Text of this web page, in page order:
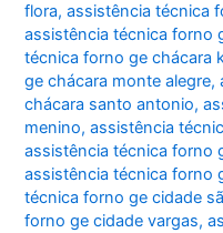
flora,assistência técnica
assistência técnica forno
técnica forno ge chácara
ge chácara monte alegre,
chácara santo antonio,
menino,assistência
assistência técnica forno
assistência técnica forno
técnica forno ge cidade
forno ge cidade vargas,